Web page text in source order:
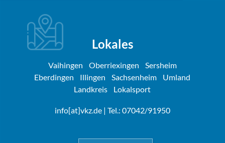
Lokales
Vaihingen Oberriexingen
Sersheim
Eberdingen
Illingen Sachsenheim
Umland
Landkreis
Lokalsport
info[at]vkz.de| Tel.: 07042/91950